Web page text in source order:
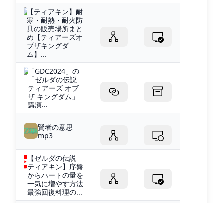
【ティアキン】耐
寒・耐熱・耐火防
具の販売場所まと
め【ティアーズオ
ブザキングダ
ム】...
「GDC2024」の
「ゼルダの伝説
ティアーズ オブ
ザ キングダム」
講演...
賢者の意思
mp3
【ゼルダの伝説
ティアキン】序盤
からハートの量を
一気に増やす方法
最強回復料理の...